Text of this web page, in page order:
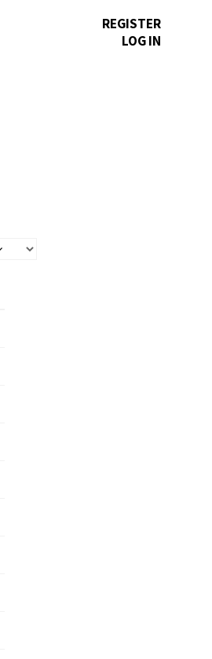
REGISTER
LOG IN